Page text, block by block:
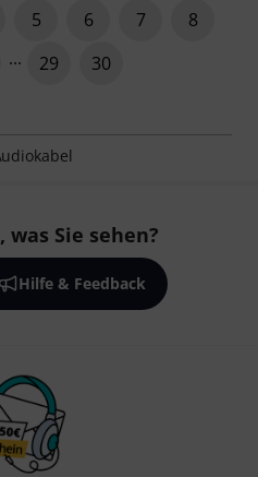
5 6 7
8
29 30
Sie sehen?
Hilfe & Feedback